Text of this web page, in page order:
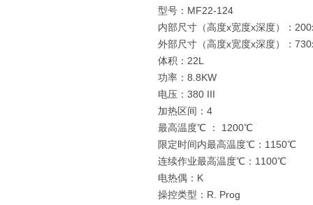
型号：MF22-124
内部尺寸（高度x宽度x深度）
外部尺寸（高度x宽度x深度）
体积：22L
功率：8.8KW
电压：380 III
加热区间：4
最高温度℃ ： 1200℃
限定时间内最高温度℃：1150℃
连续作业最高温度℃：1100℃
电热偶：K
操控类型：R. Prog